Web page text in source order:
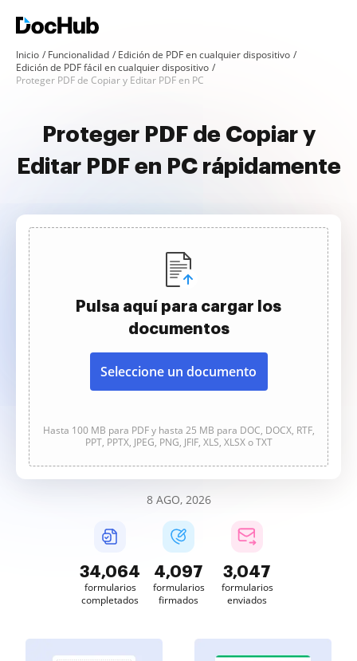
Inicio Funcionalidad
Edición de PDF en cualquier dispositivo
Edición de PDF fácil en cualquier dispositivo
Proteger PDF de Copiar y Editar PDF en PC
Proteger PDF de Copiar y
Editar PDF en PC rápidamente
Pulsa aquí para cargar los
documentos
Seleccione un documento
Hasta 100 MB para PDF y hasta 25 MB para DOC, DOCX, RTF,
PPT, PPTX, JPEG, PNG, JFIF, XLS, XLSX o TXT
8 AGO, 2026
34,064
formularios
completados
4,097
formularios
firmados
3,047
formularios
enviados